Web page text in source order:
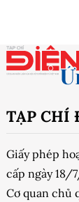
TẠP CHÍ
Giấy phép
cấp ngày 18/
Cơ quan chủ